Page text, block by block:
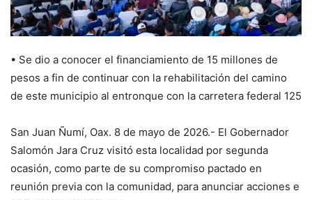
• Se dio a conocer el financiamiento de 15 millones de
pesos a fin de continuar con la rehabilitación del camino
de este municipio al entronque con la carretera federal 125
San Juan Ñumí, Oax. 8 de mayo de 2026.- El Gobernador
Salomón Jara Cruz visitó esta localidad por segunda
ocasión, como parte de su compromiso pactado en
reunión previa con la comunidad, para anunciar acciones e